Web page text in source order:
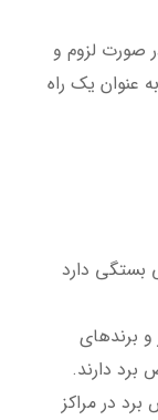
صورت لزوم و
عنوان یک راه
بستگی دارد
برندهای
برد دارند.
در مراکز